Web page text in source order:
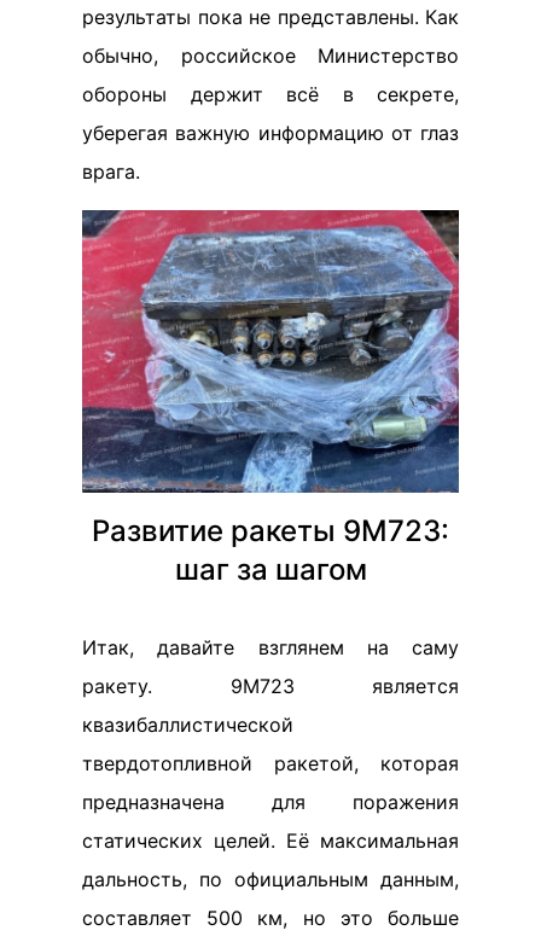
результаты пока не представлены. Как
обычно, российское Министерство
обороны держит всё в секрете,
уберегая важную информацию от глаз
врага.
Развитие ракеты 9М723:
шаг за шагом
Итак, давайте взглянем на саму
ракету. 9М723 является
квазибаллистической
твердотопливной ракетой, которая
предназначена для поражения
статических целей. Её максимальная
дальность, по официальным данным,
составляет 500 км, но это больше